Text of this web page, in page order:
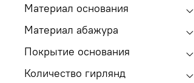
Материал основания
Материал абажура
Покрытие основания
Количество гирлянд